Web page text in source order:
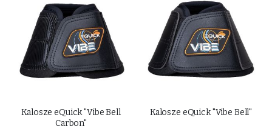
Kalosze eQuick "Vibe Bell
Carbon"
Kalosze eQuick "Vibe Bell"